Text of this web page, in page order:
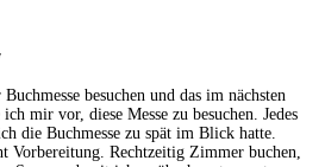
besuchen und das im nächsten
mir vor, diese Messe zu besuchen. Jedes
die Buchmesse zu spät im Blick hatte.
Vorbereitung. Rechtzeitig Zimmer buchen,